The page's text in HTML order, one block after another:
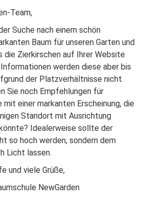
Team,
Suche nach einem schön
Baum für unseren Garten und
die Zierkirschen auf Ihrer Website
werden diese aber bis
der Platzverhältnisse nicht
Sie noch Empfehlungen für
einer markanten Erscheinung, die
Standort mit Ausrichtung
Idealerweise sollte der
so hoch werden, sondern dem
Licht lassen.
und viele Grüße,
NewGarden